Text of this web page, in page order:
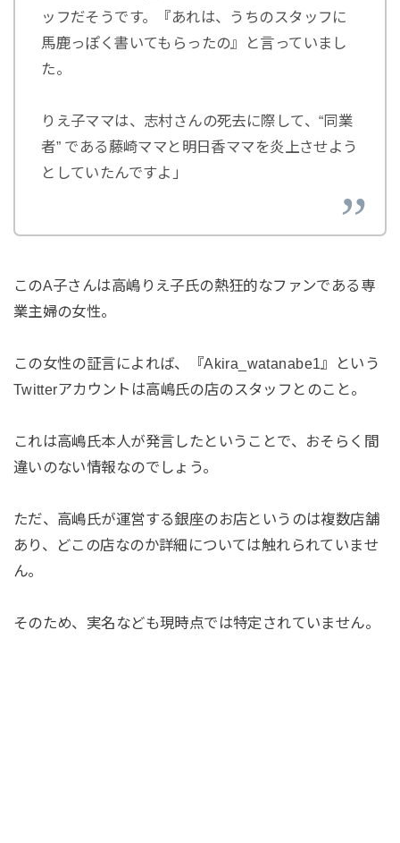
ッフだそうです。『あれは、うちのスタッフに
馬鹿っぽく書いてもらったの』と言っていまし
た。
りえ子ママは、志村さんの死去に際して、“同業
者” である藤崎ママと明日香ママを炎上させよう
としていたんですよ」
このA子さんは高嶋りえ子氏の熱狂的なファンである専
業主婦の女性。
この女性の証言によれば、『Akira_watanabe1』という
Twitterアカウントは高嶋氏の店のスタッフとのこと。
これは高嶋氏本人が発言したということで、おそらく間
違いのない情報なのでしょう。
ただ、高嶋氏が運営する銀座のお店というのは複数店舗
あり、どこの店なのか詳細については触れられていませ
ん。
そのため、実名なども現時点では特定されていません。